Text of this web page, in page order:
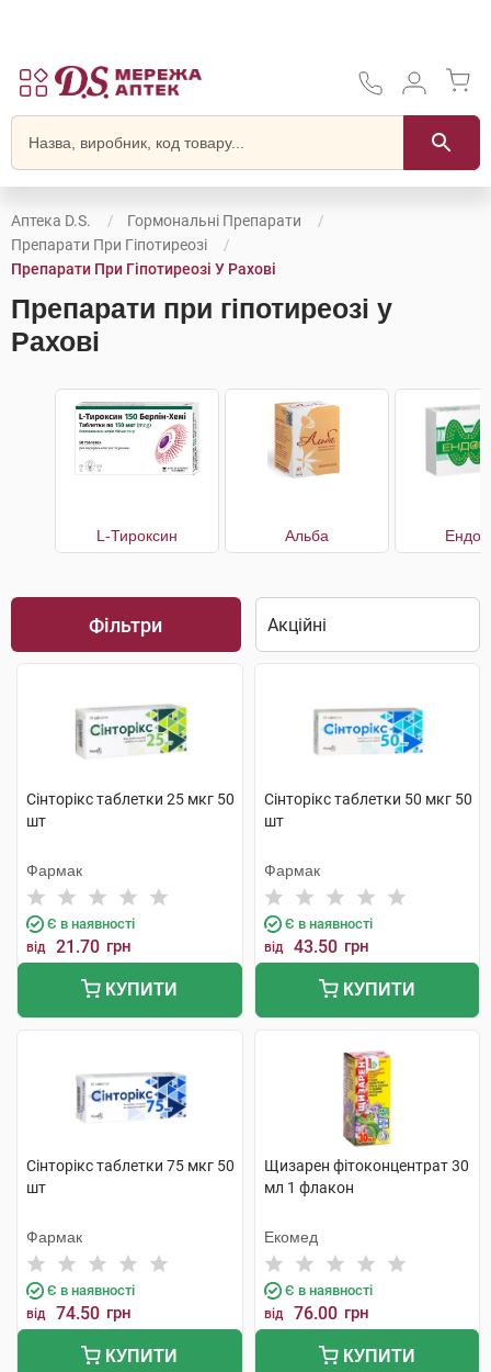
Аптека D.S.
Гормональні Препарати
Препарати При Гіпотиреозі
Препарати При Гіпотиреозі У Рахові
Препарати при гіпотиреозі у
Рахові
L-Тироксин Альба
Фільтри
Сінторікс таблетки 25 мкг 50
шт
Фармак
Є в наявності
від 21.70 грн
КУПИТИ
Сінторікс таблетки 50 мкг 50
шт
Фармак
Є в наявності
від 43.50 грн
КУПИТИ
Сінторікс таблетки 75 мкг 50
шт
Фармак
Є в наявності
від 74.50 грн
КУПИТИ
Щизарен фітоконцентрат 30
мл 1 флакон
Екомед
Є в наявності
від 76.00 грн
КУПИТИ